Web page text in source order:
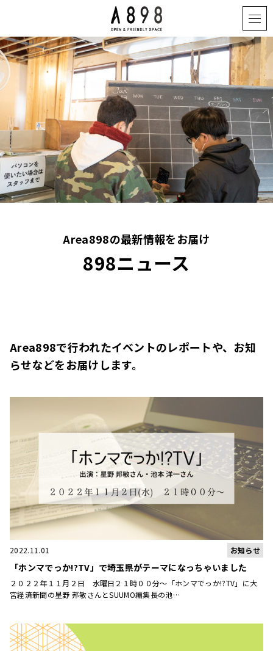
Area898の最新情報をお届け
898ニュース
Area898で行われたイベントのレポートや、お知
らせなどをお届けします。
2022.11.01 お知らせ
「ホンマでっか!?TV」で埼玉県がテーマになっちゃいました
２０２２年１１月２日 水曜日２１時００分～「ホンマでっか!?TV」に大
宮経済新聞の星野 邦敏さんとSUUMO編集長の池…